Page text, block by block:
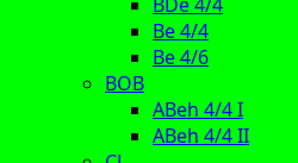
Be 4/4
Be 4/6
BOB
ABeh 4/4 I
ABeh 4/4 II